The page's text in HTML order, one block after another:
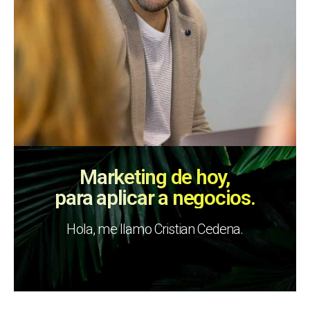
Marketing de hoy,
para aplicar a negocios.
Hola, me llamo Cristian Cedena.